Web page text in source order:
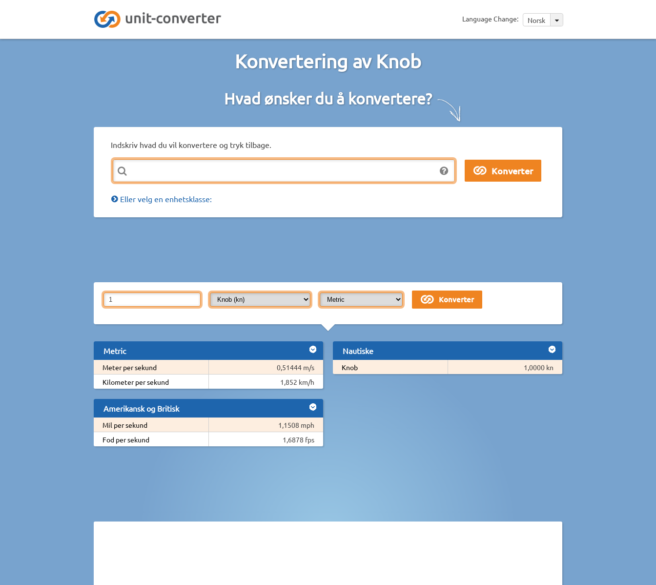
Language Change: Norsk
Konvertering av Knob
Hvad ønsker du å konvertere?
Indskriv hvad du vil konvertere og tryk tilbage.
Eller velg en enhetsklasse:
Metric
Meter per sekund
0,51444 m/s
Kilometer per sekund
1,852 km/h
Amerikansk og Britisk
Mil per sekund
1,1508 mph
Fod per sekund
1,6878 fps
Nautiske
Knob 1,0000 kn